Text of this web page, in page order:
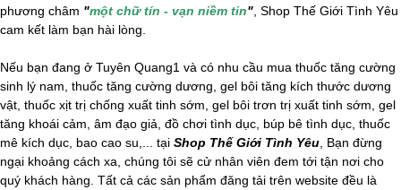
phương châm "một chữ tín - vạn niềm tin" , Shop Thế Giới Tình Yêu
cam kết làm bạn hài lòng.
Nếu bạn đang ở Tuyên Quang1 và có nhu cầu mua thuốc tăng cường
sinh lý nam, thuốc tăng cường dương, gel bôi tăng kích thước dương
vật, thuốc xịt trị chống xuất tinh sớm, gel bôi trơn trị xuất tinh sớm, gel
tăng khoái cảm, âm đạo giả , đồ chơi tình dục, búp bê tình dục, thuốc
mê kích dục, bao cao su,... tại Shop Thế Giới Tình Yêu , Bạn đừng
ngại khoảng cách xa, chúng tôi sẽ cử nhân viên đem tới tận nơi cho
quý khách hàng. Tất cả các sản phẩm đăng tải trên website đều là